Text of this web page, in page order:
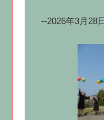
--2026年3月